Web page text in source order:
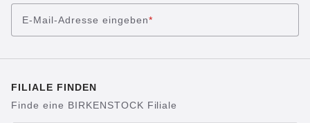
E-Mail-Adresse eingeben*
FILIALE FINDEN
Finde eine BIRKENSTOCK Filiale